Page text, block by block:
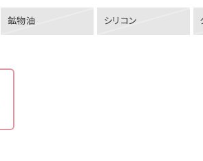
鉱物油 シリコン